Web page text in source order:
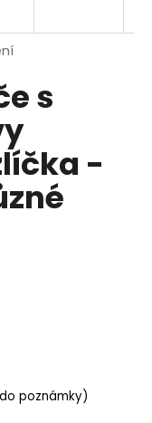
s
-
poznámky)